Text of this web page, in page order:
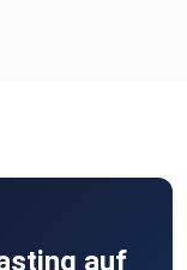
auf